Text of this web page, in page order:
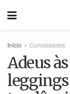
Início Curiosidades
Adeus às